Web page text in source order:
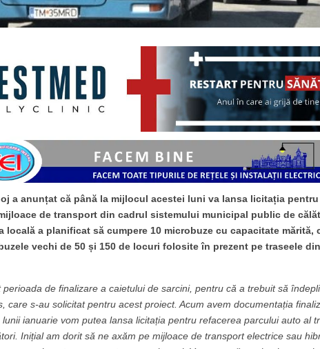
a anunțat că până la mijlocul acestei luni va lansa licitația
de transport din cadrul sistemului municipal public de
locală a planificat să cumpere 10 microbuze cu capacitate mărită,
vechi de 50 și 150 de locuri folosite în prezent pe traseele din
perioada de finalizare a caietului de sarcini, pentru că a trebuit să
care s-au solicitat pentru acest proiect. Acum avem documentația
ianuarie vom putea lansa licitația pentru refacerea parcului auto al
Inițial am dorit să ne axăm pe mijloace de transport electrice sau